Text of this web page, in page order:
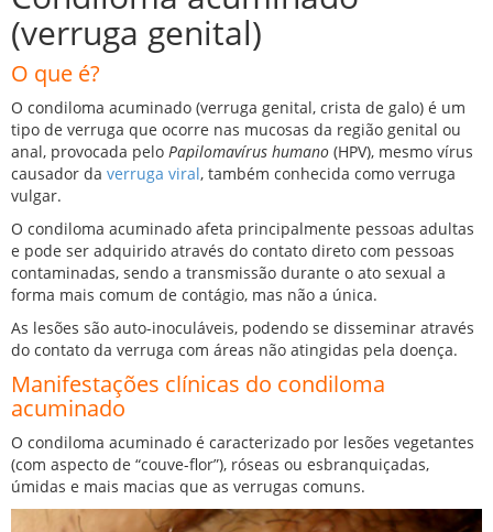
(verruga genital)
O que é?
O condiloma acuminado (verruga genital, crista de galo) é um
tipo de verruga que ocorre nas mucosas da região genital ou
anal, provocada pelo Papilomavírus humano (HPV), mesmo vírus
causador da verruga viral, também conhecida como verruga
vulgar.
O condiloma acuminado afeta principalmente pessoas adultas
e pode ser adquirido através do contato direto com pessoas
contaminadas, sendo a transmissão durante o ato sexual a
forma mais comum de contágio, mas não a única.
As lesões são auto-inoculáveis, podendo se disseminar através
do contato da verruga com áreas não atingidas pela doença.
Manifestações clínicas do condiloma
acuminado
O condiloma acuminado é caracterizado por lesões vegetantes
(com aspecto de “couve-flor”), róseas ou esbranquiçadas,
úmidas e mais macias que as verrugas comuns.